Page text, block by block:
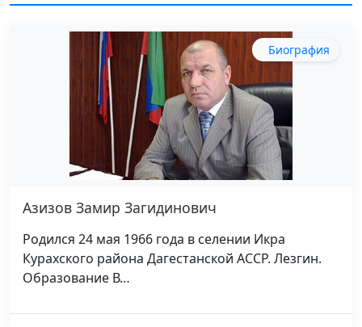
Биография
Азизов Замир Загидинович
Родился 24 мая 1966 года в селении Икра
Курахского района Дагестанской АССР. Лезгин.
Образование В…